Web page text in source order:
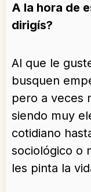
A la hora de
dirigís?
Al que le
busquen
pero a veces
siendo muy
cotidiano
sociológico o
les pinta la